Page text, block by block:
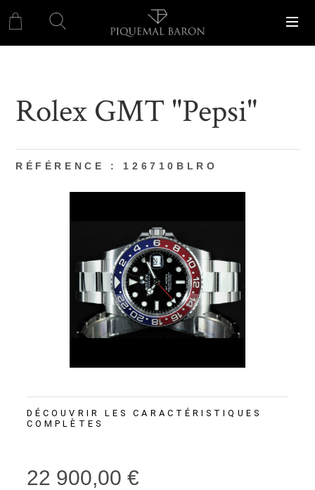
Rolex GMT "Pepsi"
RÉFÉRENCE : 126710BLRO
DÉCOUVRIR LES CARACTÉRISTIQUES
COMPLÈTES
22 900,00 €